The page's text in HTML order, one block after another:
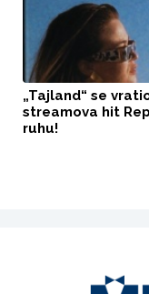
„Tajland“ se
streamova hit
ruhu!